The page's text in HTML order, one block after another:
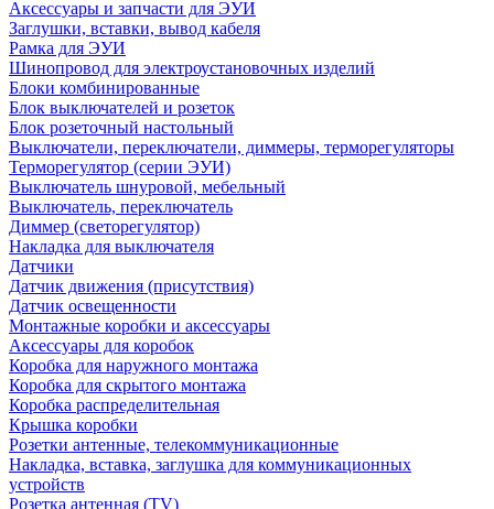
Аксессуары и запчасти для ЭУИ
Заглушки, вставки, вывод кабеля
Рамка для ЭУИ
Шинопровод для электроустановочных изделий
Блоки комбинированные
Блок выключателей и розеток
Блок розеточный настольный
Выключатели, переключатели, диммеры, терморегуляторы
Терморегулятор (серии ЭУИ)
Выключатель шнуровой, мебельный
Выключатель, переключатель
Диммер (светорегулятор)
Накладка для выключателя
Датчики
Датчик движения (присутствия)
Датчик освещенности
Монтажные коробки и аксессуары
Аксессуары для коробок
Коробка для наружного монтажа
Коробка для скрытого монтажа
Коробка распределительная
Крышка коробки
Розетки антенные, телекоммуникационные
Накладка, вставка, заглушка для коммуникационных
устройств
Розетка антенная (TV)